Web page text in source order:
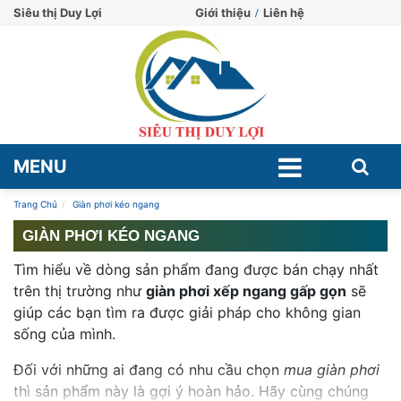
Siêu thị Duy Lợi Giới thiệu Liên hệ
MENU
Trang Chủ Giàn phơi kéo ngang
GIÀN PHƠI KÉO NGANG
Tìm hiểu về dòng sản phẩm đang được bán chạy nhất
trên thị trường như giàn phơi xếp ngang gấp gọn sẽ
giúp các bạn tìm ra được giải pháp cho không gian
sống của mình.
Đối với những ai đang có nhu cầu chọn mua giàn phơi
thì sản phẩm này là gợi ý hoàn hảo. Hãy cùng chúng